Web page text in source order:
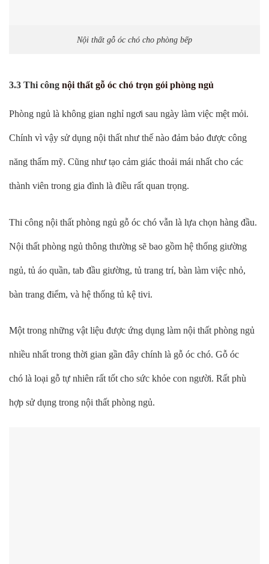
Nội thất gỗ óc chó cho phòng bếp
3.3 Thi công nội thất gỗ óc chó trọn gói phòng ngủ
Phòng ngủ là không gian nghỉ ngơi sau ngày làm việc mệt mỏi.
Chính vì vậy sử dụng nội thất như thế nào đảm bảo được công
năng thẩm mỹ. Cũng như tạo cảm giác thoải mái nhất cho các
thành viên trong gia đình là điều rất quan trọng.
Thi công nội thất phòng ngủ gỗ óc chó vẫn là lựa chọn hàng đầu.
Nội thất phòng ngủ thông thường sẽ bao gồm hệ thống giường
ngủ, tủ áo quần, tab đầu giường, tủ trang trí, bàn làm việc nhỏ,
bàn trang điểm, và hệ thống tủ kệ tivi.
Một trong những vật liệu được ứng dụng làm nội thất phòng ngủ
nhiều nhất trong thời gian gần đây chính là gỗ óc chó. Gỗ óc
chó là loại gỗ tự nhiên rất tốt cho sức khỏe con người. Rất phù
hợp sử dụng trong nội thất phòng ngủ.